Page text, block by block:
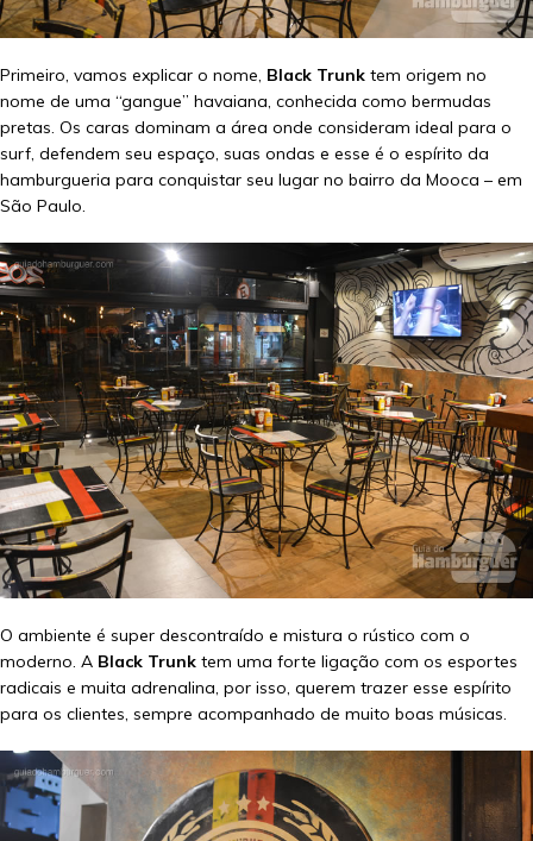
Primeiro, vamos explicar o nome, Black Trunk tem origem no
nome de uma “gangue” havaiana, conhecida como bermudas
pretas. Os caras dominam a área onde consideram ideal para o
surf, defendem seu espaço, suas ondas e esse é o espírito da
hamburgueria para conquistar seu lugar no bairro da Mooca – em
São Paulo.
O ambiente é super descontraído e mistura o rústico com o
moderno. A Black Trunk tem uma forte ligação com os esportes
radicais e muita adrenalina, por isso, querem trazer esse espírito
para os clientes, sempre acompanhado de muito boas músicas.